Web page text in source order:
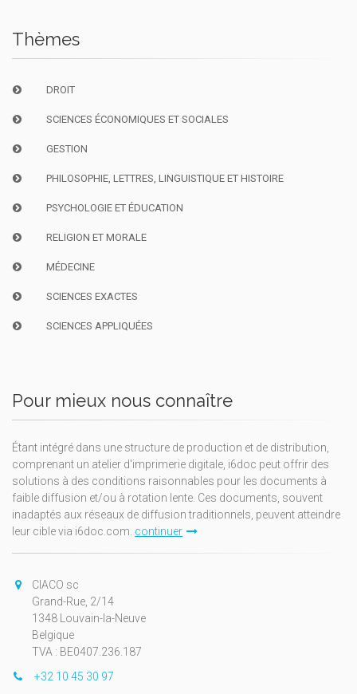
Thèmes
DROIT
SCIENCES ÉCONOMIQUES ET SOCIALES
GESTION
PHILOSOPHIE, LETTRES, LINGUISTIQUE ET HISTOIRE
PSYCHOLOGIE ET ÉDUCATION
RELIGION ET MORALE
MÉDECINE
SCIENCES EXACTES
SCIENCES APPLIQUÉES
Pour mieux nous connaître
Étant intégré dans une structure de production et de distribution,
comprenant un atelier d'imprimerie digitale, i6doc peut offrir des
solutions à des conditions raisonnables pour les documents à
faible diffusion et/ou à rotation lente. Ces documents, souvent
inadaptés aux réseaux de diffusion traditionnels, peuvent atteindre
leur cible via i6doc.com. continuer
CIACO sc
Grand-Rue, 2/14
1348 Louvain-la-Neuve
Belgique
TVA : BE0407.236.187
+32 10 45 30 97